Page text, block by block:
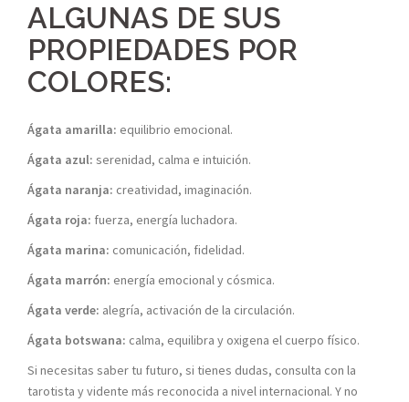
ALGUNAS DE SUS
PROPIEDADES POR
COLORES:
Ágata amarilla: equilibrio emocional.
Ágata azul: serenidad, calma e intuición.
Ágata naranja: creatividad, imaginación.
Ágata roja: fuerza, energía luchadora.
Ágata marina: comunicación, fidelidad.
Ágata marrón: energía emocional y cósmica.
Ágata verde: alegría, activación de la circulación.
Ágata botswana: calma, equilibra y oxigena el cuerpo físico.
Si necesitas saber tu futuro, si tienes dudas, consulta con la
tarotista y vidente más reconocida a nivel internacional. Y no